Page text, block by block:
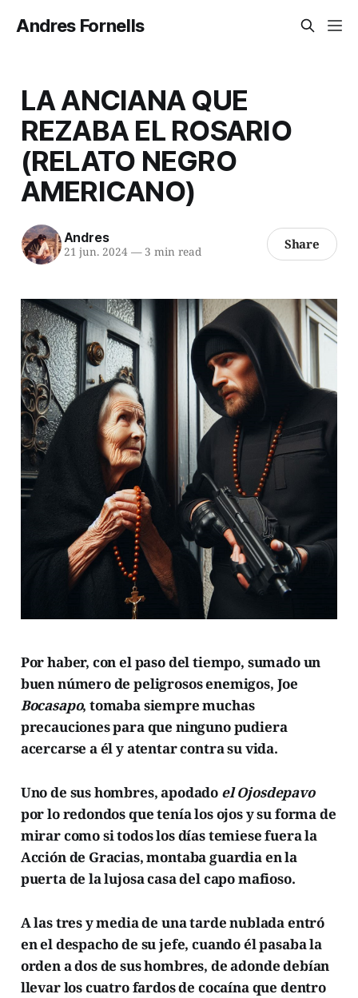
Andres Fornells
LA ANCIANA QUE
REZABA EL ROSARIO
(RELATO NEGRO
AMERICANO)
Andres
21 jun. 2024 —3 min read Share
Por haber, con el paso del tiempo, sumado un
buen número de peligrosos enemigos, Joe
Bocasapo, tomaba siempre muchas
precauciones para que ninguno pudiera
acercarse a él y atentar contra su vida.
Uno de sus hombres, apodado el Ojosdepavo
por lo redondos que tenía los ojos y su forma de
mirar como si todos los días temiese fuera la
Acción de Gracias, montaba guardia en la
puerta de la lujosa casa del capo mafioso.
A las tres y media de una tarde nublada entró
en el despacho de su jefe, cuando él pasaba la
orden a dos de sus hombres, de adonde debían
llevar los cuatro fardos de cocaína que dentro